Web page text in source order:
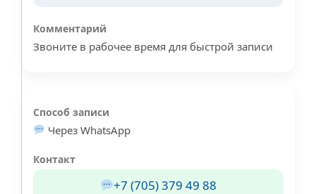
Звоните в рабочее время для быстрой записи
Через WhatsApp
+7 (705) 379 49 88